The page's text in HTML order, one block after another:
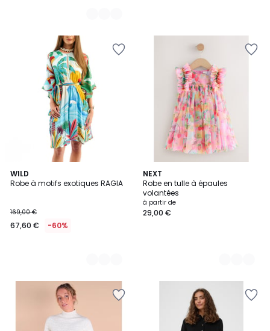
WILD
Robe à motifs exotiques RAGIA
169,00 €
67,60 € -60%
3
Couleurs
NEXT
Robe en tulle à épaules
volantées
à partir de
29,00 €
2
Couleurs